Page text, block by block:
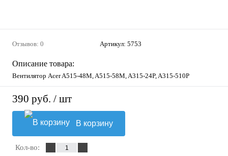
Отзывов: 0 Артикул: 5753
Описание товара:
Вентилятор Acer A515-48M, A515-58M, A315-24P, A315-510P
390 руб. / шт
В корзину
Кол-во: